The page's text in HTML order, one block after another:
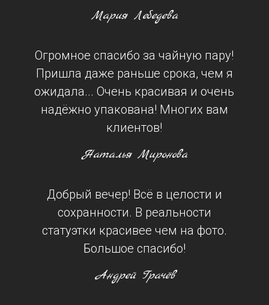
Мария Лебедева
Огромное спасибо за чайную пару!
Пришла даже раньше срока, чем я
ожидала... Очень красивая и очень
надёжно упакована! Многих вам
клиентов!
Наталья Миронова
Добрый вечер! Всё в целости и
сохранности. В реальности
статуэтки красивее чем на фото.
Большое спасибо!
Андрей Грачёв